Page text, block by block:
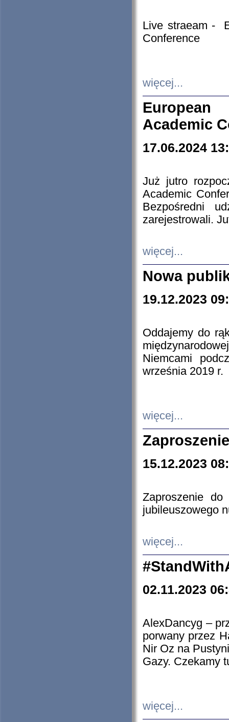
Live straeam -
Conference
więcej...
European
Academic
17.06.2024
Już jutro
Academic
Bezpośredni
zarejestrowali.
więcej...
Nowa
19.12.2023
Oddajemy do
Niemcami
września 2019 r.
więcej...
15.12.2023
Zaproszenie do
jubileuszowego
więcej...
02.11.2023
AlexDancyg –
porwany przez
Nir Oz na
Gazy. Czekamy
więcej...